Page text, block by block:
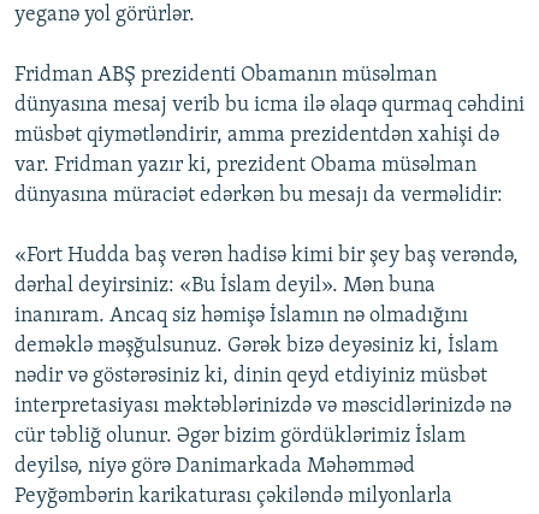
yeganə yol görürlər.
Fridman ABŞ prezidenti Obamanın müsəlman
dünyasına mesaj verib bu icma ilə əlaqə qurmaq cəhdini
müsbət qiymətləndirir, amma prezidentdən xahişi də
var. Fridman yazır ki, prezident Obama müsəlman
dünyasına müraciət edərkən bu mesajı da verməlidir:
«Fort Hudda baş verən hadisə kimi bir şey baş verəndə,
dərhal deyirsiniz: «Bu İslam deyil». Mən buna
inanıram. Ancaq siz həmişə İslamın nə olmadığını
deməklə məşğulsunuz. Gərək bizə deyəsiniz ki, İslam
nədir və göstərəsiniz ki, dinin qeyd etdiyiniz müsbət
interpretasiyası məktəblərinizdə və məscidlərinizdə nə
cür təbliğ olunur. Əgər bizim gördüklərimiz İslam
deyilsə, niyə görə Danimarkada Məhəmməd
Peyğəmbərin karikaturası çəkiləndə milyonlarla